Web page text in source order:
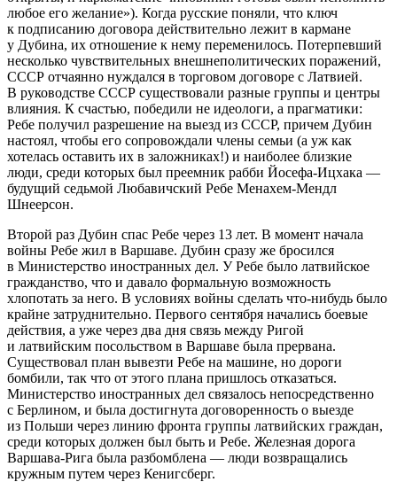
любое его желание»). Когда русские поняли, что ключ
к подписанию договора действительно лежит в кармане
у Дубина, их отношение к нему переменилось. Потерпевший
несколько чувствительных внешнеполитических поражений,
СССР отчаянно нуждался в торговом договоре с Латвией.
В руководстве СССР существовали разные группы и центры
влияния. К счастью, победили не идеологи, а прагматики:
Ребе получил разрешение на выезд из СССР, причем Дубин
настоял, чтобы его сопровождали члены семьи (а уж как
хотелась оставить их в заложниках!) и наиболее близкие
люди, среди которых был преемник рабби Йосефа-Ицхака —
будущий седьмой Любавичский Ребе Менахем-Мендл
Шнеерсон.
Второй раз Дубин спас Ребе через 13 лет. В момент начала
войны Ребе жил в Варшаве. Дубин сразу же бросился
в Министерство иностранных дел. У Ребе было латвийское
гражданство, что и давало формальную возможность
хлопотать за него. В условиях войны сделать что-нибудь было
крайне затруднительно. Первого сентября начались боевые
действия, а уже через два дня связь между Ригой
и латвийским посольством в Варшаве была прервана.
Существовал план вывезти Ребе на машине, но дороги
бомбили, так что от этого плана пришлось отказаться.
Министерство иностранных дел связалось непосредственно
с Берлином, и была достигнута договоренность о выезде
из Польши через линию фронта группы латвийских граждан,
среди которых должен был быть и Ребе. Железная дорога
Варшава-Рига была разбомблена — люди возвращались
кружным путем через Кенигсберг.